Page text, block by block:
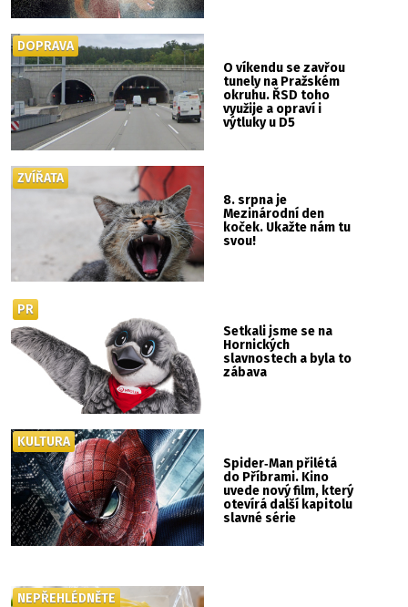
O víkendu se zavřou
tunely na Pražském
okruhu. ŘSD toho
využije a opraví i
výtluky u D5
DOPRAVA
8. srpna je
Mezinárodní den
koček. Ukažte nám tu
svou!
ZVÍŘATA
Setkali jsme se na
Hornických
slavnostech a byla to
zábava
PR
Spider‑Man přilétá
do Příbrami. Kino
uvede nový film, který
otevírá další kapitolu
slavné série
KULTURA
NEPŘEHLÉDNĚTE